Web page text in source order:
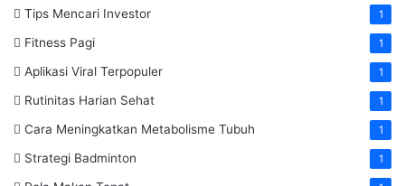
Tips Mencari Investor 1
Fitness Pagi 1
Aplikasi Viral Terpopuler 1
Rutinitas Harian Sehat 1
Cara Meningkatkan Metabolisme Tubuh 1
Strategi Badminton 1